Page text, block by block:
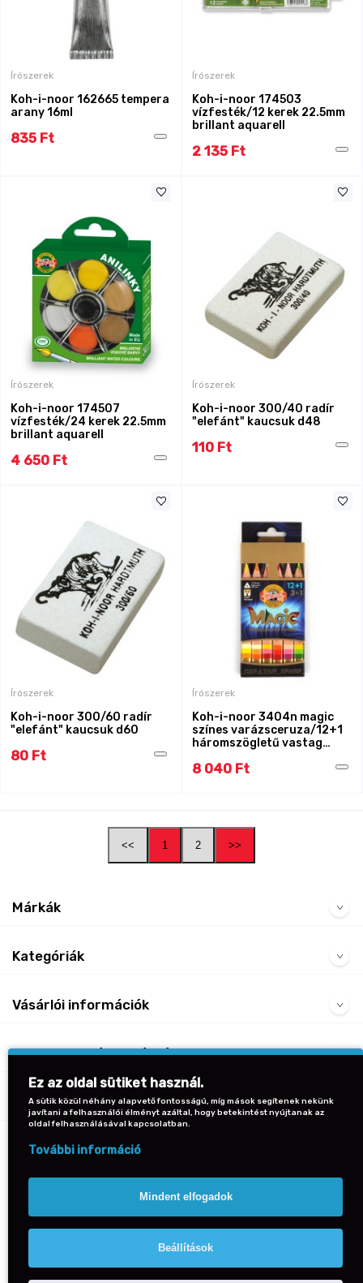
Írószerek
Koh-i-noor 162665 tempera
arany 16ml
835 Ft
Írószerek
Koh-i-noor 174503
vízfesték/12 kerek 22.5mm
brillant aquarell
2 135 Ft
Írószerek
Koh-i-noor 174507
vízfesték/24 kerek 22.5mm
brillant aquarell
4 650 Ft
Írószerek
Koh-i-noor 300/40 radír
"elefánt" kaucsuk d48
110 Ft
Írószerek
Koh-i-noor 300/60 radír
"elefánt" kaucsuk d60
80 Ft
Írószerek
Koh-i-noor 3404n magic
színes varázsceruza/12+1
háromszögletű vastag
ajándék radírral és
8 040 Ft
<< 1 2 >>
Márkák
Kategóriák
Vásárlói információk
Gyakran Ismételt Kérdések
Kapcsolat
Vissza a lap tetejére
© 2026 PaperCo Budapest Minden jog fenntartva.
Ez az oldal sütiket használ.
A sütik közül néhány alapvető fontosságú, míg mások segítenek nekünk
javítani a felhasználói élményt azáltal, hogy betekintést nyújtanak az
oldal felhasználásával kapcsolatban.
További információ
Mindent elfogadok
Beállítások